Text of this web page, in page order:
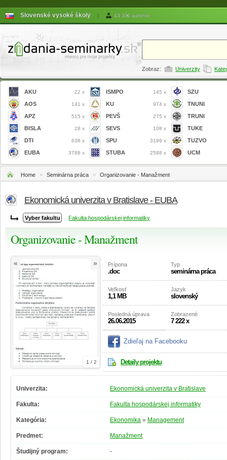
Slovenské vysoké školy | 43 396 autorov
Zobraz: Univerzity
AKU 22 x
AOS 141 x
APZ 515 x
BISLA 28 x
DTI 638 x
EUBA 3788 x
ISMPO 145 x
KU 974 x
PEVŠ 275 x
SEVS 108 x
SPU 3199 x
STUBA 2588 x
SZU
TNUNI
TRUNI
TUKE
TUZVO
UCM
Home » Seminárna práca » Organizovanie - Manažment
Ekonomická univerzita v Bratislave - EUBA
Fakulta hospodárskej informatiky
Organizovanie - Manažment
1 / 2
« » Prípona
.doc
Typ
seminárna práca
Veľkosť
1,1 MB
Jazyk
slovenský
Posledná úprava
26.06.2015
Zobrazené
7 222 x
Zdieľaj na Facebooku
Detaily projektu
Univerzita: Ekonomická univerzita v Bratislave
Fakulta: Fakulta hospodárskej informatiky
Kategória: Ekonomika » Management
Predmet: Manažment
Študijný program: -